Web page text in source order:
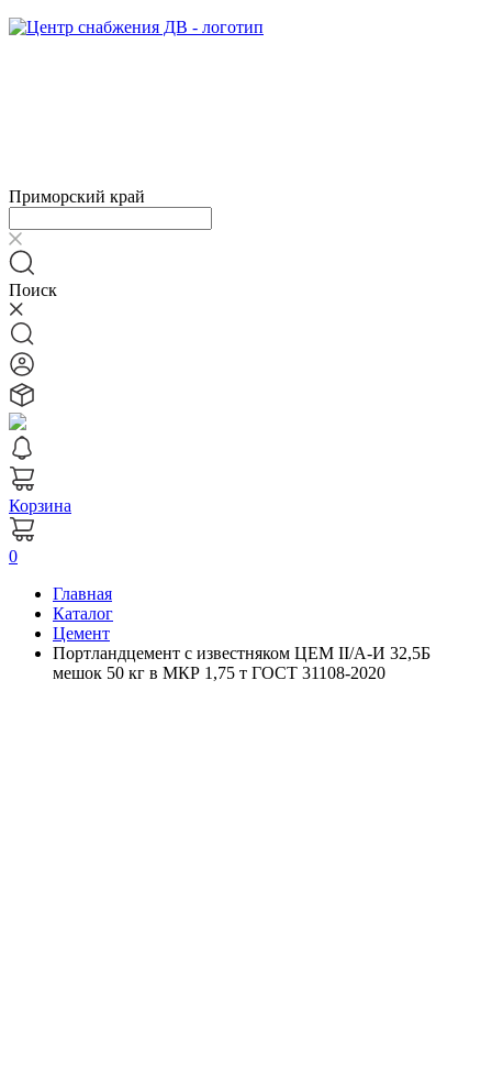
Приморский край
Поиск
Корзина
0
Главная
Каталог
Цемент
Портландцемент с известняком ЦЕМ II/A-И 32,5Б
мешок 50 кг в МКР 1,75 т ГОСТ 31108-2020